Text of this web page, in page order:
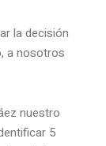
la decisión
a nosotros
nuestro
5